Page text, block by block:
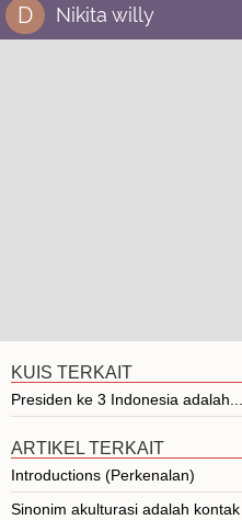
D Nikita willy
KUIS TERKAIT
Presiden ke 3 Indonesia adalah...
ARTIKEL TERKAIT
Introductions (Perkenalan)
Sinonim akulturasi adalah